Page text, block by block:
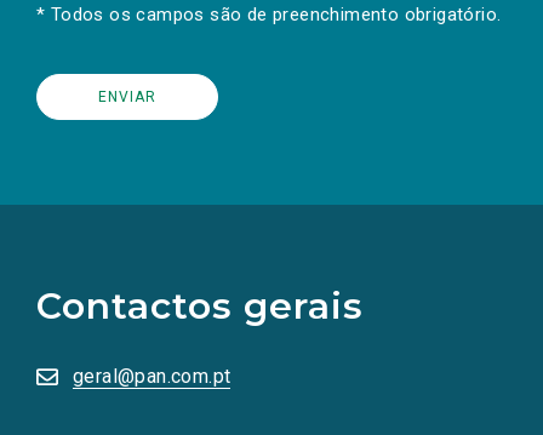
* Todos os campos são de preenchimento obrigatório.
Contactos gerais
geral@pan.com.pt
redes
sociais
numa
nova